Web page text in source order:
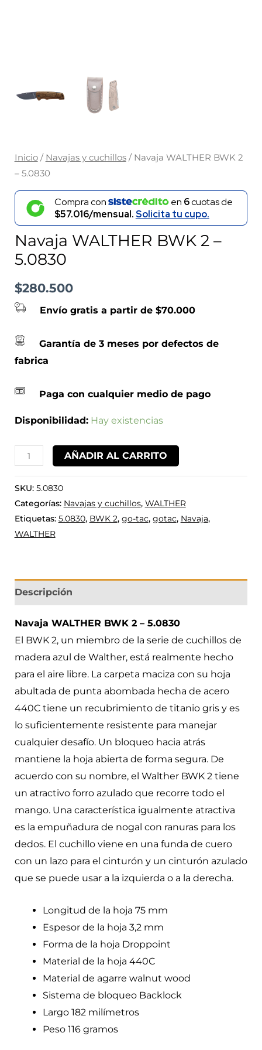
Inicio/ Navajas y cuchillos/ Navaja WALTHER BWK 2
– 5.0830
Compra con en 6cuotas de
$57.016/mensual.Solicita tu cupo.
Navaja WALTHER BWK 2 –
5.0830
$280.500
Envío gratis a partir de $70.000
Garantía de 3 meses por defectos de
fabrica
Paga con cualquier medio de pago
Disponibilidad: Hay existencias
AÑADIR AL CARRITO
SKU: 5.0830
Categorías: Navajas y cuchillos, WALTHER
Etiquetas: 5.0830, BWK 2, go-tac, gotac, Navaja,
WALTHER
Descripción
Navaja WALTHER BWK 2 – 5.0830
El BWK 2, un miembro de la serie de cuchillos de
madera azul de Walther, está realmente hecho
para el aire libre. La carpeta maciza con su hoja
abultada de punta abombada hecha de acero
440C tiene un recubrimiento de titanio gris y es
lo suficientemente resistente para manejar
cualquier desafío. Un bloqueo hacia atrás
mantiene la hoja abierta de forma segura. De
acuerdo con su nombre, el Walther BWK 2 tiene
un atractivo forro azulado que recorre todo el
mango. Una característica igualmente atractiva
es la empuñadura de nogal con ranuras para los
dedos. El cuchillo viene en una funda de cuero
con un lazo para el cinturón y un cinturón azulado
que se puede usar a la izquierda o a la derecha.
Longitud de la hoja 75 mm
Espesor de la hoja 3,2 mm
Forma de la hoja Droppoint
Material de la hoja 440C
Material de agarre walnut wood
Sistema de bloqueo Backlock
Largo 182 milímetros
Peso 116 gramos